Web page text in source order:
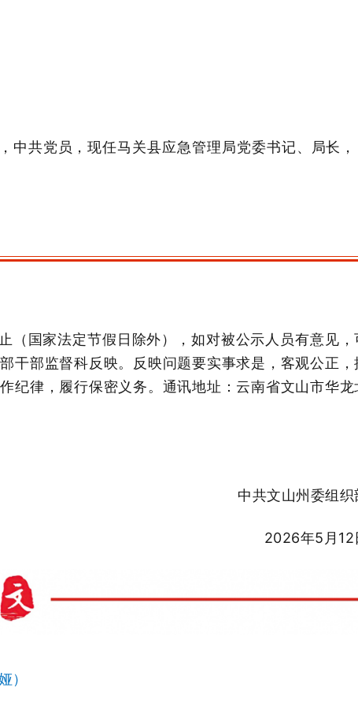
中共党员 ，现任马关县应急管理局党委书记、局长，
（国家法定节假日除外），如对被公示人员有意见，
干部监督科反映。反映问题要实事求是，客观公正，
纪律，履行保密义务。通讯地址：云南省文山市华龙
中共文山州委组织
2026年5月12
）